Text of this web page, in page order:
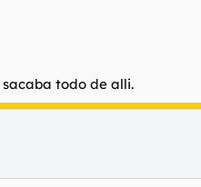
sacaba todo de alli.